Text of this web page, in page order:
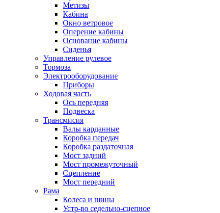
Метизы
Кабина
Окно ветровое
Оперение кабины
Основание кабины
Сиденья
Управление рулевое
Тормоза
Электрооборудование
Приборы
Ходовая часть
Ось передняя
Подвеска
Трансмисия
Валы карданные
Коробка передач
Коробка раздаточная
Мост задний
Мост промежуточный
Сцепление
Мост передний
Рама
Колеса и шины
Устр-во седельно-сцепное